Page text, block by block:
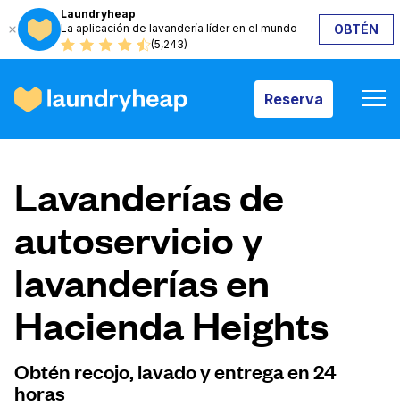
Laundryheap
La aplicación de lavandería líder en el mundo
(5,243)
OBTÉN
Reserva
Reserva
Cómo funciona
Precios y servicios
Quiénes somos
Para las empresas
Lavanderías de
autoservicio y
lavanderías en
Hacienda Heights
Obtén recojo, lavado y entrega en 24
horas